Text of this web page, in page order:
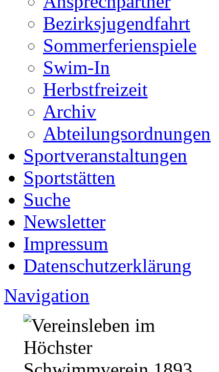
Bezirksjugendfahrt
Sommerferienspiele
Swim-In
Herbstfreizeit
Archiv
Abteilungsordnungen
Sportveranstaltungen
Sportstätten
Suche
Newsletter
Impressum
Datenschutzerklärung
Navigation